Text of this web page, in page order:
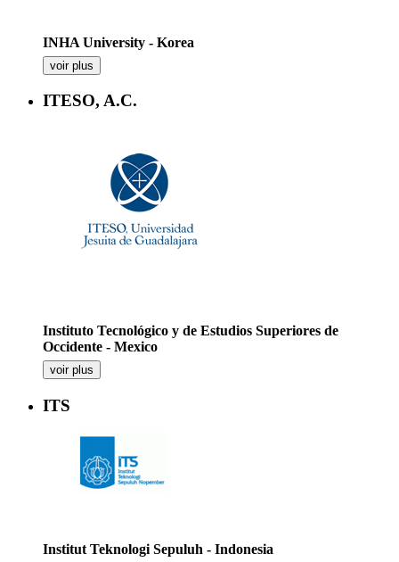
INHA University - Korea
voir plus
ITESO, A.C.
Instituto Tecnológico y de Estudios Superiores de
Occidente - Mexico
voir plus
ITS
Institut Teknologi Sepuluh - Indonesia